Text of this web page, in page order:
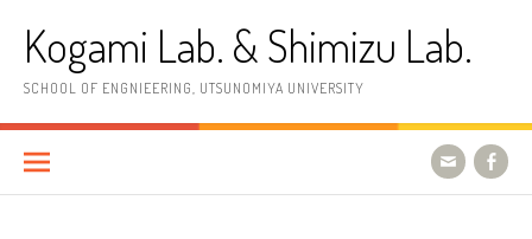
へ
ッ
Kogami Lab. & Shimizu Lab.
SCHOOL OF ENGNIEERING, UTSUNOMIYA UNIVERSITY